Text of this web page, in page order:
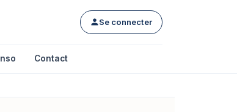
Se connecter
Contact